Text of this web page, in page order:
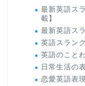
最新英語ス
載】
最新英語ス
英語スラン
英語のこと
日常生活の
恋愛英語表